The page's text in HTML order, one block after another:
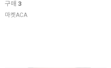
구매 3
마켓ACA